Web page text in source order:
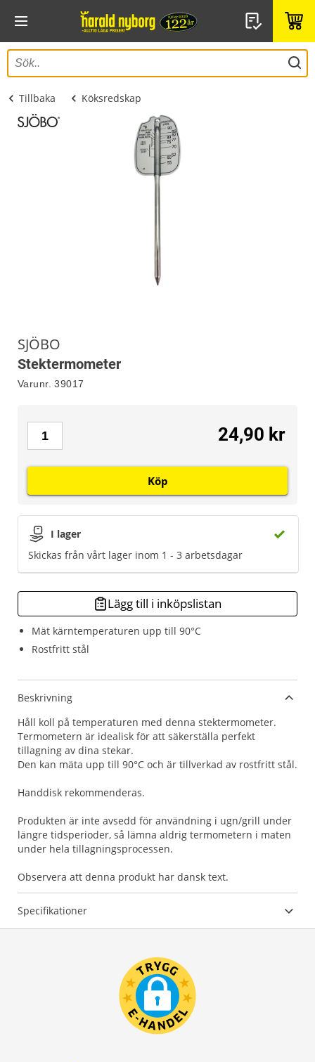
Tillbaka Köksredskap
SJÖBO
Stektermometer
Varunr. 39017
Mät kärntemperaturen upp till 90°C
Rostfritt stål
I lager
Skickas från vårt lager inom 1 - 3 arbetsdagar
24,90 kr
Köp
Lägg till i inköpslistan
Beskrivning
Håll koll på temperaturen med denna stektermometer.
Termometern är idealisk för att säkerställa perfekt
tillagning av dina stekar.
Den kan mäta upp till 90°C och är tillverkad av rostfritt stål.
Handdisk rekommenderas.
Produkten är inte avsedd för användning i ugn/grill under
längre tidsperioder, så lämna aldrig termometern i maten
under hela tillagningsprocessen.
Observera att denna produkt har dansk text.
Specifikationer